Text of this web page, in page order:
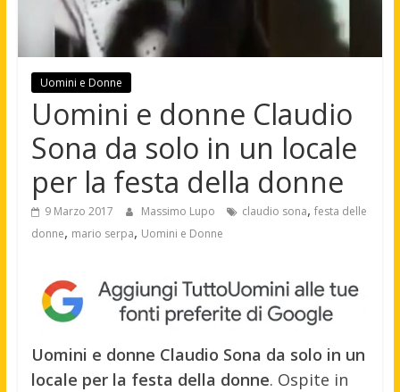
Uomini e Donne
Uomini e donne Claudio
Sona da solo in un locale
per la festa della donne
9 Marzo 2017 Massimo Lupo claudio sona, festa delle
donne, mario serpa, Uomini e Donne
Uomini e donne Claudio Sona da solo in un
locale per la festa della donne. Ospite in